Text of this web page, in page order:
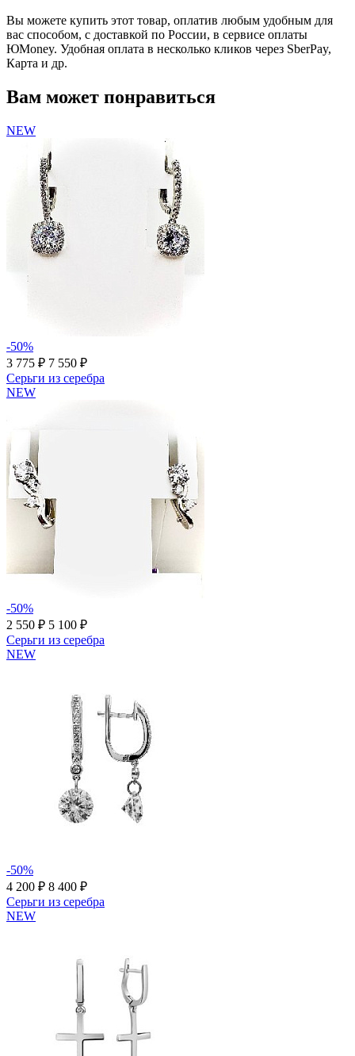
Вы можете купить этот товар, оплатив любым удобным для
вас способом, с доставкой по России, в сервисе оплаты
ЮMoney. Удобная оплата в несколько кликов через SberPay,
Карта и др.
Вам может понравиться
NEW
-50%
3 775 ₽ 7 550 ₽
Серьги из серебра
NEW
-50%
2 550 ₽ 5 100 ₽
Серьги из серебра
NEW
-50%
4 200 ₽ 8 400 ₽
Серьги из серебра
NEW